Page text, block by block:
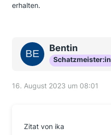
erhalten.
Bentin
Schatzmeister:in
16. August 2023 um 08:01
Zitat von ika